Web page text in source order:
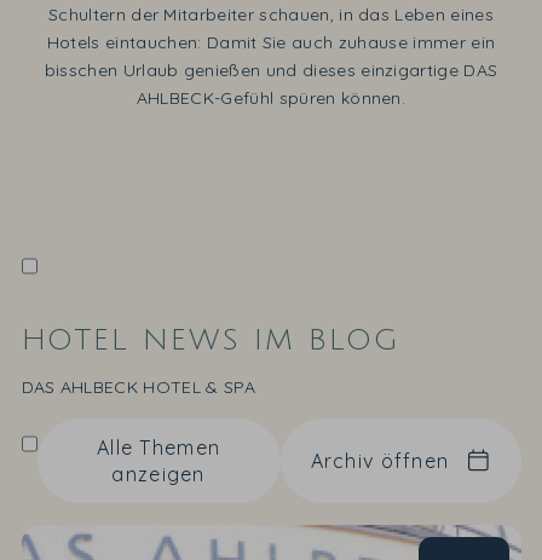
Schultern der Mitarbeiter schauen, in das Leben eines
Hotels eintauchen: Damit Sie auch zuhause immer ein
bisschen Urlaub genießen und dieses einzigartige DAS
AHLBECK-Gefühl spüren können.
HOTEL NEWS IM BLOG
DAS AHLBECK HOTEL & SPA
Alle Themen
anzeigen
Archiv öffnen